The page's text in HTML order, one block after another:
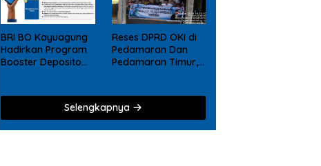
BRI BO Kayuagung
Hadirkan Program
Booster Deposito
bagi Nasabah
Deposito Digital
Reses DPRD OKI di
Pedamaran Dan
Pedamaran Timur,
Memperjuangkan
Usulan Masyarakat
Selengkapnya